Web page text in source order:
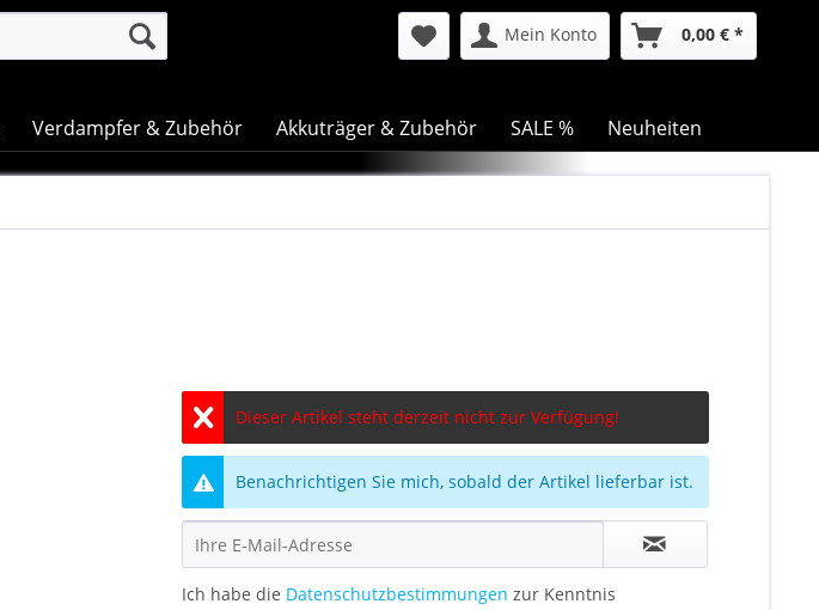
Mein Konto 0,00 € *
Verdampfer & Zubehör Akkuträger & Zubehör SALE % Neuheiten
Dieser Artikel steht derzeit nicht zur Verfügung!
Benachrichtigen Sie mich, sobald der Artikel lieferbar ist.
Ich habe die Datenschutzbestimmungen zur Kenntnis